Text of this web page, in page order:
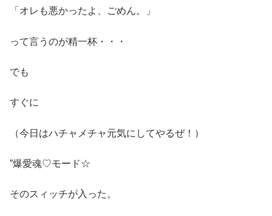
「オレも悪かったよ、ごめん。」
って言うのが精一杯・・・
でも
すぐに
（今日はハチャメチャ元気にしてやるぜ！）
”爆愛魂♡モード☆
そのスィッチが入った。